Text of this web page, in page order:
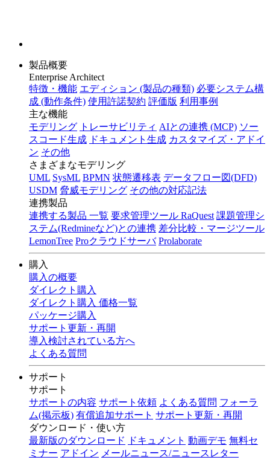
製品概要
Enterprise Architect
特徴・機能 エディション (製品の種類) 必要システム構
成 (動作条件) 使用許諾契約 評価版 利用事例
主な機能
モデリング トレーサビリティ AIとの連携 (MCP) ソー
スコード生成 ドキュメント生成 カスタマイズ・アドイ
ン その他
さまざまなモデリング
UML SysML BPMN 状態遷移表 データフロー図(DFD)
USDM 脅威モデリング その他の対応記法
連携製品
連携する製品 一覧 要求管理ツール RaQuest 課題管理シ
ステム(Redmineなど)との連携 差分比較・マージツール
LemonTree Proクラウドサーバ Prolaborate
購入
購入の概要
ダイレクト購入
ダイレクト購入 価格一覧
パッケージ購入
サポート更新・再開
導入検討されている方へ
よくある質問
サポート
サポート
サポートの内容 サポート依頼 よくある質問 フォーラ
ム(掲示板) 有償追加サポート サポート更新・再開
ダウンロード・使い方
最新版のダウンロード
ドキュメント 動画デモ 無料セ
ミナー アドイン メールニュース/ニュースレター